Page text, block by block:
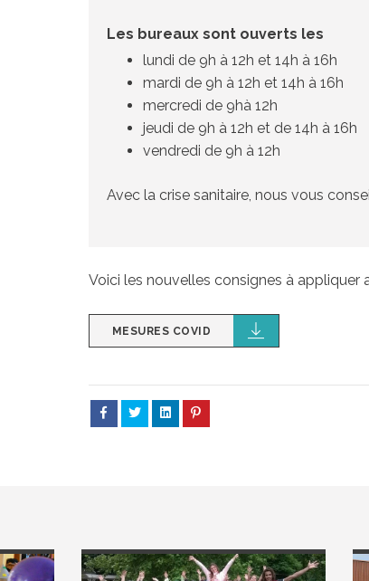
Les bureaux sont ouverts les
lundi de 9h à 12h et 14h à 16h
mardi de 9h à 12h et 14h à 16h
mercredi de 9hà 12h
jeudi de 9h à 12h et de 14h à 16h
vendredi de 9h à 12h
Avec la crise sanitaire, nous vous
Voici les nouvelles consignes à appliquer
MESURES COVID